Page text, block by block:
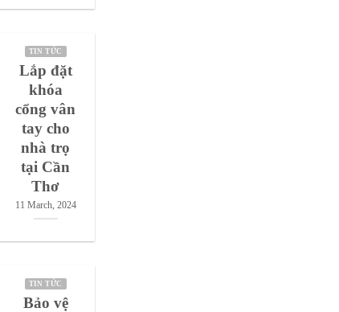
TIN TỨC
Lắp đặt
khóa
cổng vân
tay cho
nhà trọ
tại Cần
Thơ
11 March, 2024
TIN TỨC
Bảo vệ